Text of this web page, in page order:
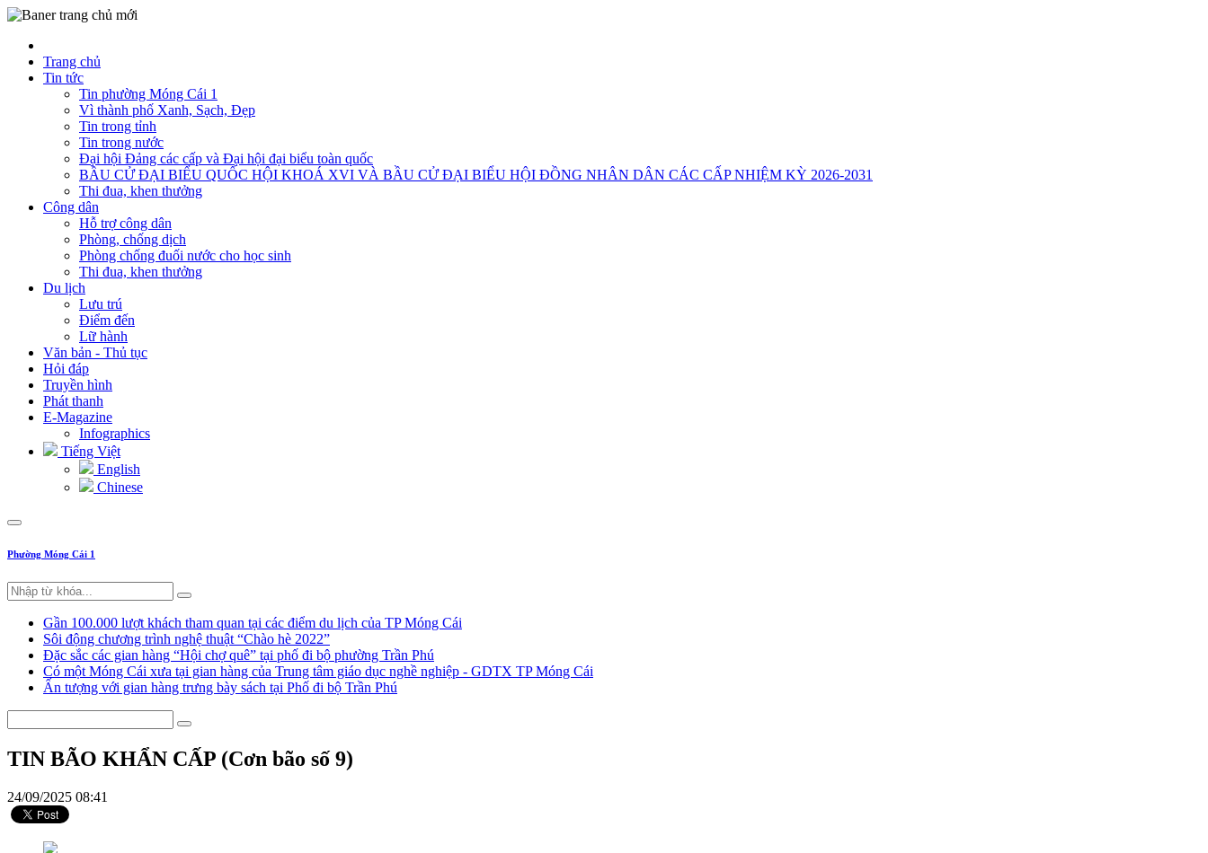
Trang chủ
Tin tức
Tin phường Móng Cái 1
Vì thành phố Xanh, Sạch, Đẹp
Tin trong tỉnh
Tin trong nước
Đại hội Đảng các cấp và Đại hội đại biểu toàn quốc
BẦU CỬ ĐẠI BIỂU QUỐC HỘI KHOÁ XVI VÀ BẦU CỬ ĐẠI BIỂU HỘI ĐỒNG NHÂN DÂN CÁC CẤP NHIỆM KỲ 2026-2031
Thi đua, khen thưởng
Công dân
Hỗ trợ công dân
Phòng, chống dịch
Phòng chống đuối nước cho học sinh
Thi đua, khen thưởng
Du lịch
Lưu trú
Điểm đến
Lữ hành
Văn bản - Thủ tục
Hỏi đáp
Truyền hình
Phát thanh
E-Magazine
Infographics
Tiếng Việt
English
Chinese
Phường Móng Cái 1
Gần 100.000 lượt khách tham quan tại các điểm du lịch của TP Móng Cái
Sôi động chương trình nghệ thuật “Chào hè 2022”
Đặc sắc các gian hàng “Hội chợ quê” tại phố đi bộ phường Trần Phú
Có một Móng Cái xưa tại gian hàng của Trung tâm giáo dục nghề nghiệp - GDTX TP Móng Cái
Ấn tượng với gian hàng trưng bày sách tại Phố đi bộ Trần Phú
TIN BÃO KHẨN CẤP (Cơn bão số 9)
24/09/2025 08:41